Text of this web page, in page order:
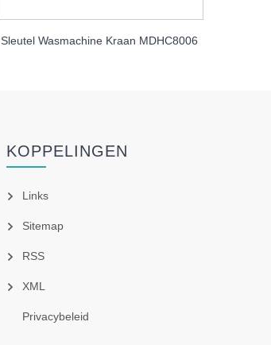
Sleutel Wasmachine Kraan MDHC8006
KOPPELINGEN
Links
Sitemap
RSS
XML
Privacybeleid